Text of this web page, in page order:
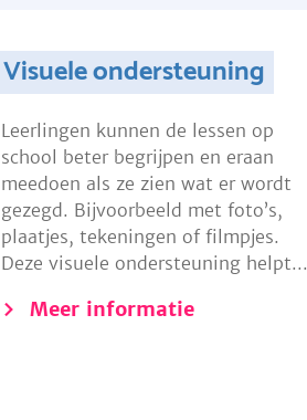
Visuele ondersteuning
Leerlingen kunnen de lessen op
school beter begrijpen en eraan
meedoen als ze zien wat er wordt
gezegd. Bijvoorbeeld met foto’s,
plaatjes, tekeningen of filmpjes.
Deze visuele ondersteuning helpt...
Meer informatie